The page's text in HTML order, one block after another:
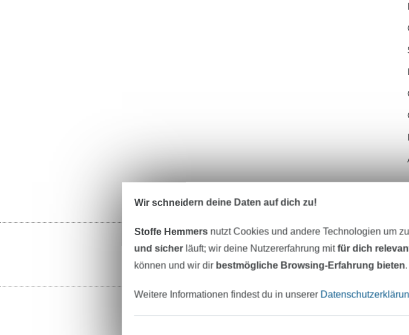
Unser Tipp:
Wir schneidern deine Daten auf dich zu!
Stoffe Hemmers nutzt Cookies und andere Technologien um
und sicherläuft; wir deine Nutzererfahrung mitfür dich
können und wir dir bestmögliche Browsing-Erfahrung bieten.
Weitere Informationen findest du in unserer